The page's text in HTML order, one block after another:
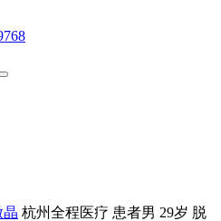
晶 杭州全程医疗 患者男 29岁 脱